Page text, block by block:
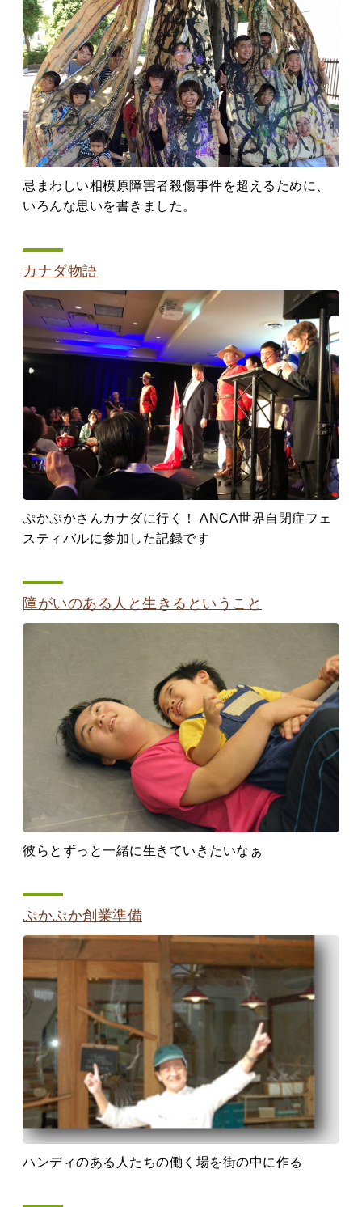
忌まわしい相模原障害者殺傷事件を超えるために、
いろんな思いを書きました。
カナダ物語
ぷかぷかさんカナダに行く！ ANCA世界自閉症フェ
スティバルに参加した記録です
障がいのある人と生きるということ
彼らとずっと一緒に生きていきたいなぁ
ぷかぷか創業準備
ハンディのある人たちの働く場を街の中に作る